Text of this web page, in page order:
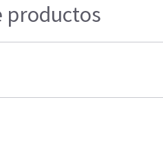
productos